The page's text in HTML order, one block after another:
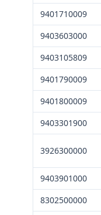
9401710009
9403603000
9403105809
9401790009
9401800009
9403301900
3926300000
9403901000
8302500000